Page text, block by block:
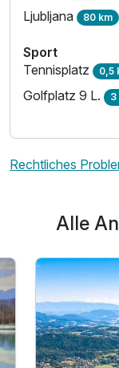
Ljubljana 80 km
Sport
Tennisplatz 0,5
Golfplatz 9 L. 3
Rechtliches
Alle